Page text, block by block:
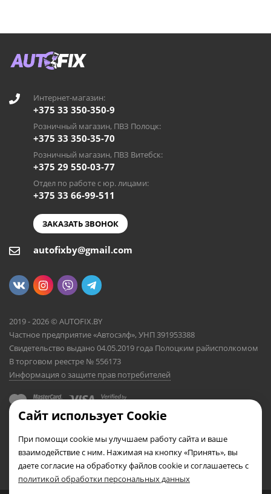
Интернет-магазин:
+375 33 350-350-9
Розничный магазин, ПВЗ Полоцк:
+375 33 350-35-70
Розничный магазин, ПВЗ Витебск:
+375 29 550-03-77
Отдел по работе с юр. лицами:
+375 33 66-99-511
ЗАКАЗАТЬ ЗВОНОК
autofixby@gmail.com
2019 - 2026 © AUTOFIX.BY
Частное предприятие «Автосэлф», УНП 391953388
Свидетельство выдано 04.05.2019 года Полоцким райисполкомом
В торговом реестре № 556173
Информация о защите прав потребителей
Сайт использует Cookie
При помощи cookie мы улучшаем работу сайта и ваше
взаимодействие с ним. Нажимая на кнопку «Принять», вы
даете согласие на обработку файлов cookie и соглашаетесь с
политикой обработки персональных данных